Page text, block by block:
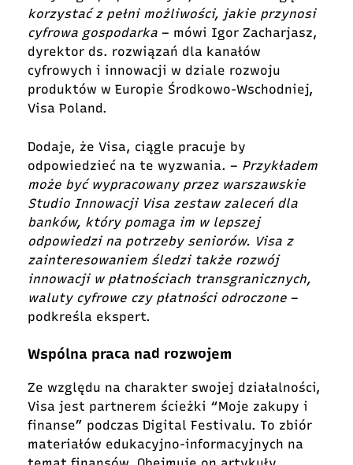
korzystać z pełni możliwości, jakie przynosi
cyfrowa gospodarka – mówi Igor Zacharjasz,
dyrektor ds. rozwiązań dla kanałów
cyfrowych i innowacji w dziale rozwoju
produktów w Europie Środkowo-Wschodniej,
Visa Poland.
Dodaje, że Visa, ciągle pracuje by
odpowiedzieć na te wyzwania. – Przykładem
może być wypracowany przez warszawskie
Studio Innowacji Visa zestaw zaleceń dla
banków, który pomaga im w lepszej
odpowiedzi na potrzeby seniorów. Visa z
zainteresowaniem śledzi także rozwój
innowacji w płatnościach transgranicznych,
waluty cyfrowe czy płatności odroczone –
podkreśla ekspert.
Wspólna praca nad rozwojem
Ze względu na charakter swojej działalności,
Visa jest partnerem ścieżki “Moje zakupy i
finanse” podczas Digital Festivalu. To zbiór
materiałów edukacyjno-informacyjnych na